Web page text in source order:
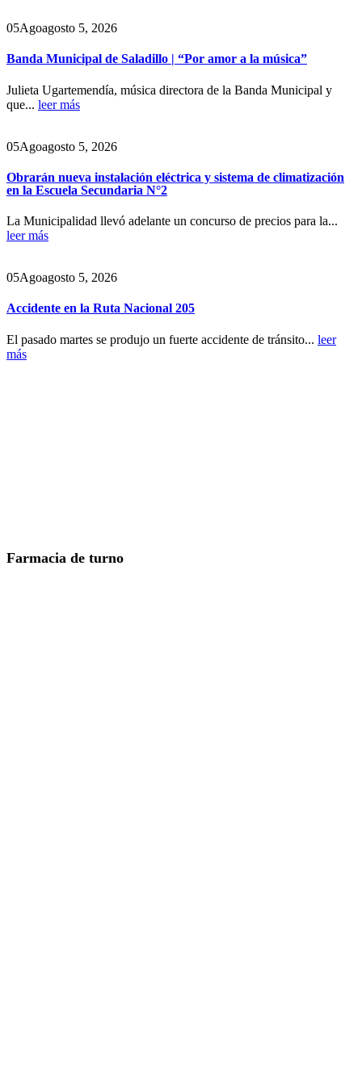
05Agoagosto 5, 2026
Banda Municipal de Saladillo | “Por amor a la música”
Julieta Ugartemendía, música directora de la Banda Municipal y
que... leer más
05Agoagosto 5, 2026
Obrarán nueva instalación eléctrica y sistema de climatización
en la Escuela Secundaria N°2
La Municipalidad llevó adelante un concurso de precios para la...
leer más
05Agoagosto 5, 2026
Accidente en la Ruta Nacional 205
El pasado martes se produjo un fuerte accidente de tránsito... leer
más
Farmacia de turno